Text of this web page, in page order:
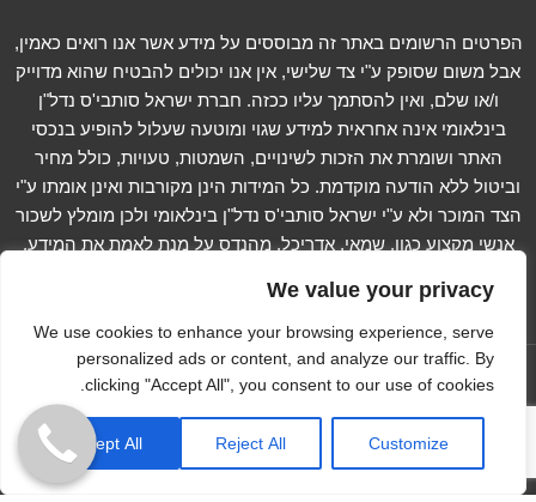
We value your privacy
We use cookies to enhance your browsing experience, serve
personalized ads or content, and analyze our traffic. By
clicking "Accept All", you consent to our use of cookies.
Customize
Reject All
Accept All
הפרטים הרשומים באתר זה מבוססים על מידע אשר אנו רואים כאמין,
אבל משום שסופק ע"י צד שלישי, אין אנו יכולים להבטיח שהוא מדוייק
ו/או שלם, ואין להסתמך עליו ככזה. חברת ישראל סותבי'ס נדל"ן
בינלאומי אינה אחראית למידע שגוי ומוטעה שעלול להופיע בנכסי
האתר ושומרת את הזכות לשינויים, השמטות, טעויות, כולל מחיר
וביטול ללא הודעה מוקדמת. כל המידות הינן מקורבות ואינן אומתו ע"י
הצד המוכר ולא ע"י ישראל סותבי'ס נדל"ן בינלאומי ולכן מומלץ לשכור
אנשי מקצוע כגון, שמאי, אדריכל, מהנדס על מנת לאמת את המידע.
קרא עוד...
עקוב אחרינו ב -
Copyright © 2012-2023 Israel Sotheby's International
Realty. All Rights Reserved
הצהרת נגישות
Extra Digital